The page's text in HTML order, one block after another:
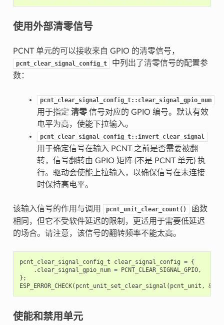
使用外部清零信号
PCNT 单元的可以接收来自 GPIO 的清零信号，
pcnt_clear_signal_config_t
中列出了清零信号的配置参
数：
pcnt_clear_signal_config_t::clear_signal_gpio_num
用于指定 清零信号对应的 GPIO 编号。默认有效
电平为高，使能下拉输入。
pcnt_clear_signal_config_t::invert_clear_signal
用于确定信号在输入 PCNT 之前是否需要被翻
转，信号翻转由 GPIO 矩阵 (不是 PCNT 单元) 执
行。驱动会使能上拉输入，以确保信号在未连接
时保持高电平。
该输入信号的作用与调用 pcnt_unit_clear_count()
函数
相同，但它不受软件延迟的限制，更适用于需要低延迟
的场合。请注意，该信号的翻转频率不能太高。
pcnt_clear_signal_config_t clear_signal_config = {
. clear_signal_gpio_num = PCNT_CLEAR_SIGNAL_GPIO,
};
ESP_ERROR_CHECK( pcnt_unit_set_clear_signal ( pcnt_unit , &
使能和禁用单元